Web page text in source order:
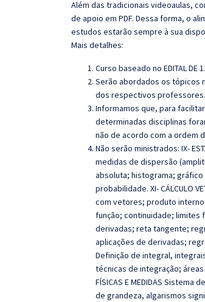
Além das tradicionais videoaulas,
de apoio em PDF. Dessa forma, o
estudos estarão sempre à sua
Mais detalhes:
Curso baseado no EDITAL DE
Serão abordados os tópicos
dos respectivos professores.
Informamos que, para
determinadas disciplinas
não de acordo com a ordem
Não serão ministrados: IX-
medidas de dispersão
absoluta; histograma;
probabilidade. XI- CÁLCULO
com vetores; produto
função; continuidade; limites
derivadas; reta tangente;
aplicações de derivadas;
Definição de integral,
técnicas de integração;
FÍSICAS E MEDIDAS
de grandeza, algarismos